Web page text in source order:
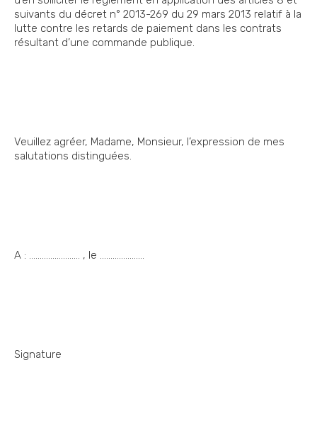
suivants du décret n° 2013-269 du 29 mars 2013 relatif à la
lutte contre les retards de paiement dans les contrats
résultant d’une commande publique.
Veuillez agréer, Madame, Monsieur, l’expression de mes
salutations distinguées.
A : …………………… , le …………………
Signature